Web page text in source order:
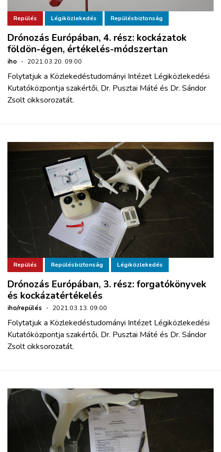
Repülés Légiközlekedés Repülésbiztonság
Drónozás Európában, 4. rész: kockázatok
földön-égen, értékelés-módszertan
iho · 2021.03.20. 09:00
Folytatjuk a Közlekedéstudományi Intézet Légiközlekedési
Kutatóközpontja szakértői, Dr. Pusztai Máté és Dr. Sándor
Zsolt cikksorozatát.
Repülés Repülésbiztonság Légiközlekedés
Drónozás Európában, 3. rész: forgatókönyvek
és kockázatértékelés
iho/repülés · 2021.03.13. 09:00
Folytatjuk a Közlekedéstudományi Intézet Légiközlekedési
Kutatóközpontja szakértői, Dr. Pusztai Máté és Dr. Sándor
Zsolt cikksorozatát.